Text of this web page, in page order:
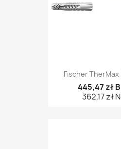
Fischer TherMax
445,47 zł
362,17 zł